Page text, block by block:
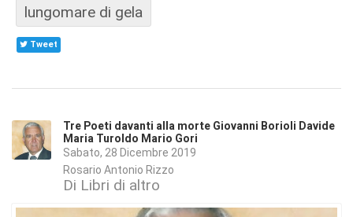
lungomare di gela
Tweet
Tre Poeti davanti alla morte Giovanni Borioli Davide
Maria Turoldo Mario Gori
Sabato, 28 Dicembre 2019
Rosario Antonio Rizzo
Di Libri di altro